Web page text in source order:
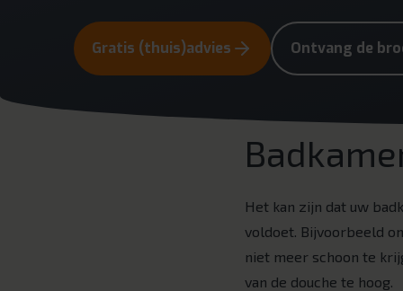
Gratis (thuis)advies Ontvang de
Het kan zijn dat uw
voldoet. Bijvoorbeeld
niet meer schoon te
van de douche te hoog.